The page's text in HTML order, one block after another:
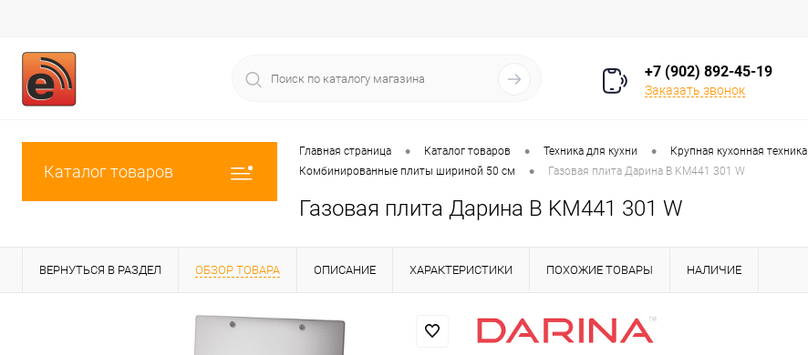
+7 (902) 892-45-19
Заказать звонок
Каталог товаров
Главная страница • Каталог товаров • Техника для кухни • Крупная кухонная техника
Комбинированные плиты шириной 50 см • Газовая плита Дарина B KM441 301 W
Газовая плита Дарина B KM441 301 W
ВЕРНУТЬСЯ В РАЗДЕЛ ОБЗОР ТОВАРА ОПИСАНИЕ ХАРАКТЕРИСТИКИ ПОХОЖИЕ ТОВАРЫ НАЛИЧИЕ